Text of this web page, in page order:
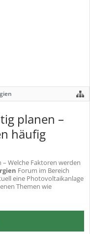
planen –
häufig
Welche Faktoren werden
Forum im Bereich
eine Photovoltaikanlage
Themen wie